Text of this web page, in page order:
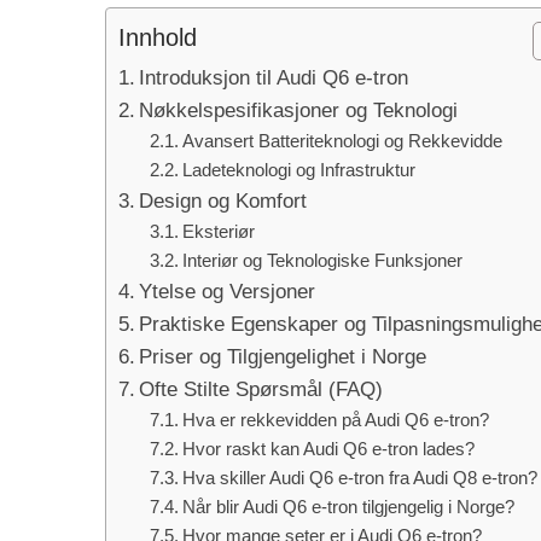
Innhold
Introduksjon til Audi Q6 e-tron
Nøkkelspesifikasjoner og Teknologi
Avansert Batteriteknologi og Rekkevidde
Ladeteknologi og Infrastruktur
Design og Komfort
Eksteriør
Interiør og Teknologiske Funksjoner
Ytelse og Versjoner
Praktiske Egenskaper og
Priser og Tilgjengelighet i Norge
Ofte Stilte Spørsmål (FAQ)
Hva er rekkevidden på Audi Q6 e-tron?
Hvor raskt kan Audi Q6 e-tron lades?
Hva skiller Audi Q6 e-tron fra Audi Q8 e-tron?
Når blir Audi Q6 e-tron tilgjengelig i Norge?
Hvor mange seter er i Audi Q6 e-tron?